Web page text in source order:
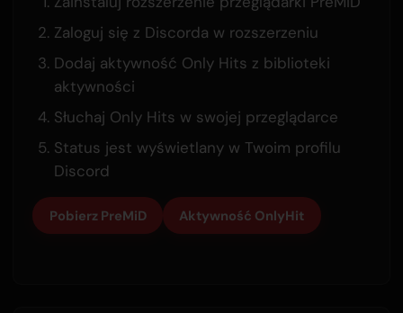
Zaloguj się z Discorda w rozszerzeniu
Dodaj aktywność Only Hits z biblioteki
aktywności
Słuchaj Only Hits w swojej przeglądarce
Status jest wyświetlany w Twoim profilu
Discord
Pobierz PreMiD Aktywność OnlyHit